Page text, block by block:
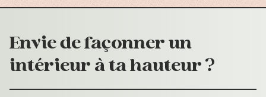
Envie de façonner un
intérieur à ta hauteur ?